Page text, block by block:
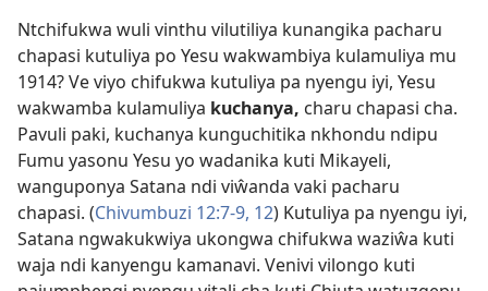
Ntchifukwa wuli vinthu vilutiliya kunangika pacharu
chapasi kutuliya po Yesu wakwambiya kulamuliya mu
1914? Ve viyo chifukwa kutuliya pa nyengu iyi, Yesu
wakwamba kulamuliya kuchanya, charu chapasi cha.
Pavuli paki, kuchanya kunguchitika nkhondu ndipu
Fumu yasonu Yesu yo wadanika kuti Mikayeli,
wanguponya Satana ndi viŵanda vaki pacharu
chapasi. (Chivumbuzi 12:7-9, 12) Kutuliya pa nyengu iyi,
Satana ngwakukwiya ukongwa chifukwa waziŵa kuti
waja ndi kanyengu kamanavi. Venivi vilongo kuti